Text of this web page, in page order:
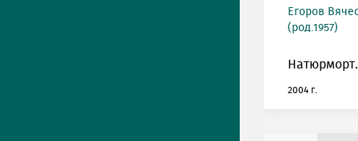
Егоров
(род.1957)
Натюрморт.
2004 г.